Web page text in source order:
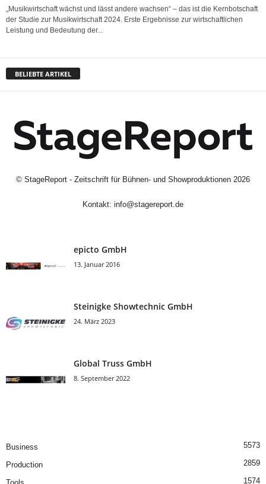
„Musikwirtschaft wächst und lässt andere wachsen“ – das ist die Kernbotschaft
der Studie zur Musikwirtschaft 2024. Erste Ergebnisse zur wirtschaftlichen
Leistung und Bedeutung der...
BELIEBTE ARTIKEL
© StageReport - Zeitschrift für Bühnen- und Showproduktionen 2026
Kontakt: info@stagereport.de
epicto GmbH
13. Januar 2016
Steinigke Showtechnic GmbH
24. März 2023
Global Truss GmbH
8. September 2022
Business 5573
Production 2859
1574